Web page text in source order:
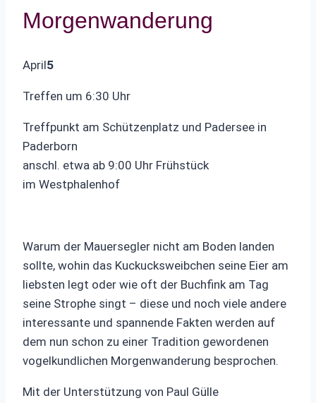
Morgenwanderung
April5
Treffen um 6:30 Uhr
Treffpunkt am Schützenplatz und Padersee in
Paderborn
anschl. etwa ab 9:00 Uhr Frühstück
im Westphalenhof
Warum der Mauersegler nicht am Boden landen
sollte, wohin das Kuckucksweibchen seine Eier am
liebsten legt oder wie oft der Buchfink am Tag
seine Strophe singt – diese und noch viele andere
interessante und spannende Fakten werden auf
dem nun schon zu einer Tradition gewordenen
vogelkundlichen Morgenwanderung besprochen.
Mit der Unterstützung von Paul Gülle